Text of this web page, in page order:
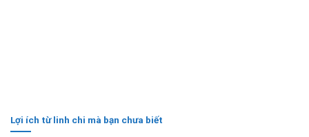
Lợi ích từ linh chi mà bạn chưa biết